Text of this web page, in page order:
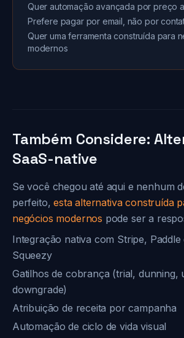
Quer automação avançada por preço
Prefere pagar por email, não por
Quer uma ferramenta construída para
modernos
Também Considere:
SaaS-native
Se você chegou até aqui e nenhum
perfeito,esta alternativa construída
negócios modernos pode ser a
Integração nativa com Stripe, Paddle
Squeezy
Gatilhos de cobrança (trial, dunning,
downgrade)
Atribuição de receita por campanha
Automação de ciclo de vida visual